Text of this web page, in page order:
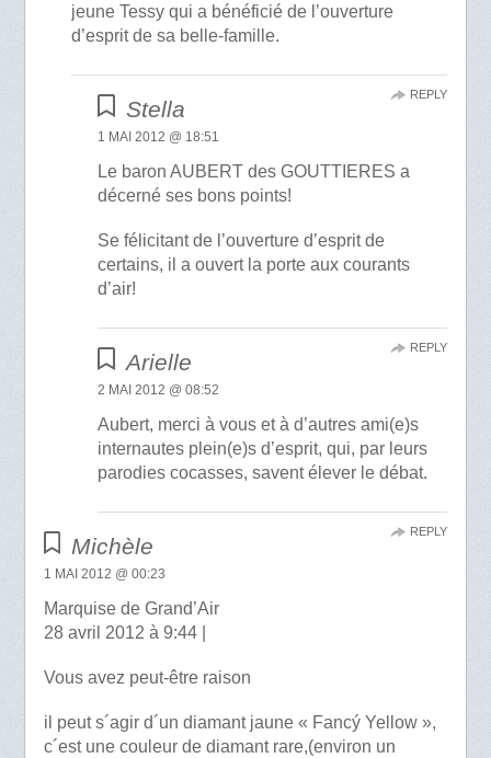
jeune Tessy qui a bénéficié de l’ouverture
d’esprit de sa belle-famille.
Stella
1 MAI 2012 @ 18:51
Le baron AUBERT des GOUTTIERES a
décerné ses bons points!
Se félicitant de l’ouverture d’esprit de
certains, il a ouvert la porte aux courants
d’air!
REPLY
Arielle
2 MAI 2012 @ 08:52
Aubert, merci à vous et à d’autres ami(e)s
internautes plein(e)s d’esprit, qui, par leurs
parodies cocasses, savent élever le débat.
REPLY
Michèle
1 MAI 2012 @ 00:23
Marquise de Grand’Air
28 avril 2012 à 9:44 |
Vous avez peut-être raison
il peut s´agir d´un diamant jaune « Fancý Yellow »,
c´est une couleur de diamant rare,(environ un
REPLY